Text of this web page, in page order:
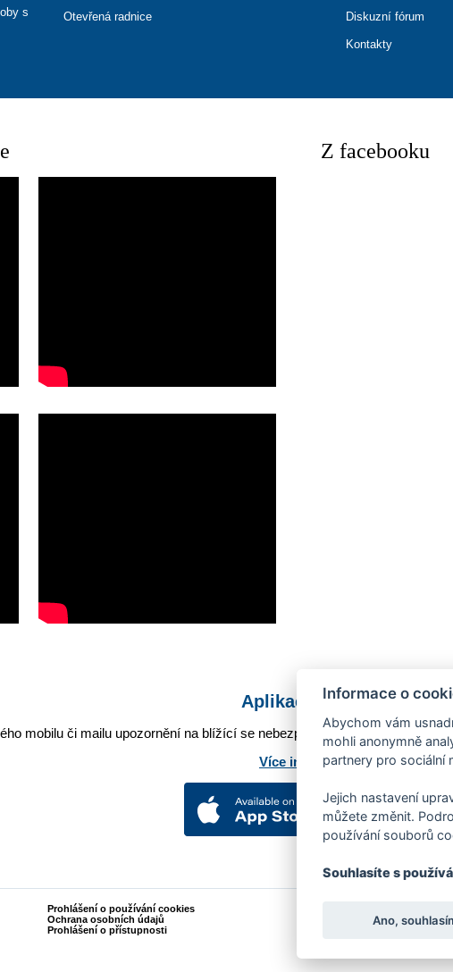
s
Otevřená radnice Diskuzní fórum
Kontakty
Z facebooku
Aplikace Mobilní rozhlas
mobilu či mailu upozornění na blížící se nebezpečí, odstávky, poruchy
Více informací o aplikaci
Prohlášení o používání cookies
Ochrana osobních údajů
Prohlášení o přístupnosti
Informace o
Abychom vám
mohli anonymně
partnery pro sociální
Jejich nastavení
můžete změnit.
používání souborů
Souhlasíte s
Ano,